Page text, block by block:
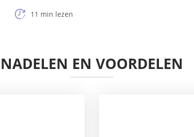
11 min lezen
NADELEN EN VOORDELEN